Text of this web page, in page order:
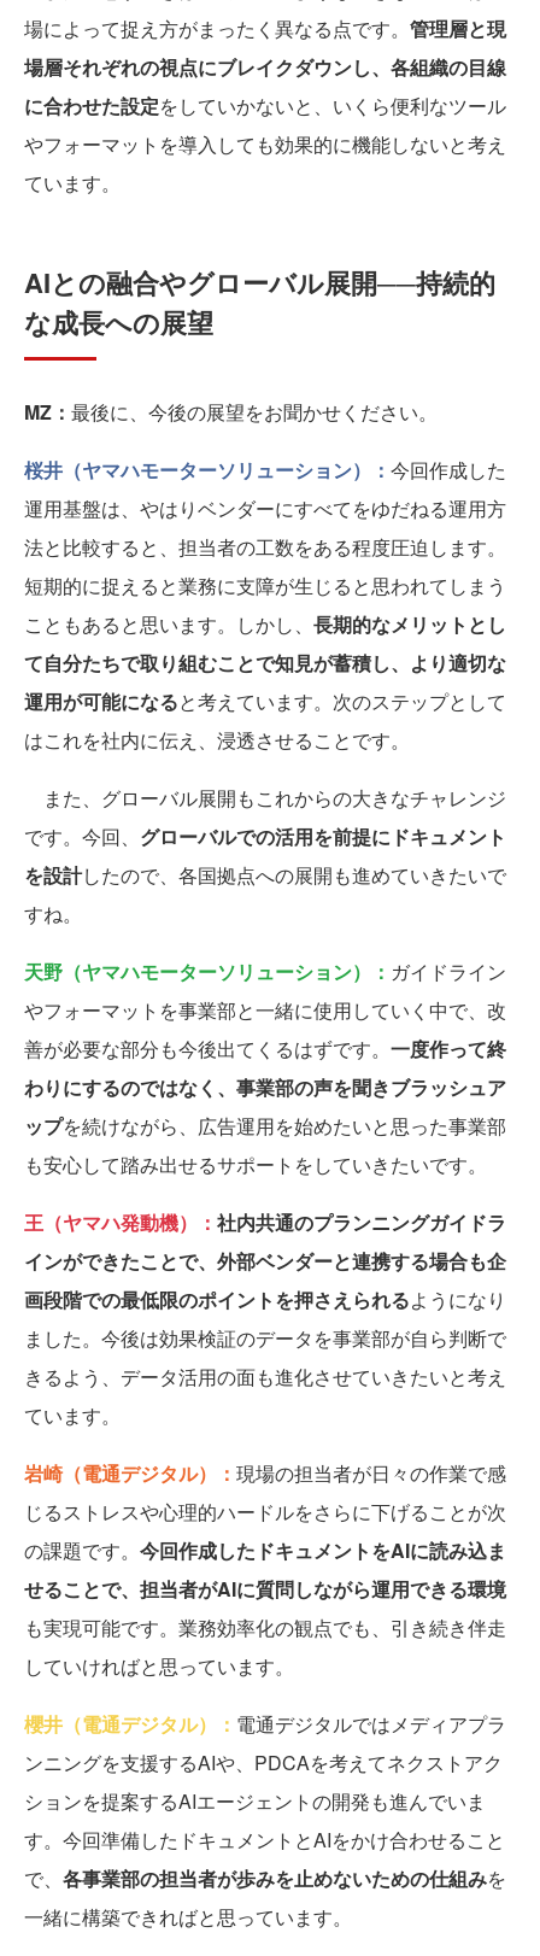
場によって捉え方がまったく異なる点です。 管理層と現
場層それぞれの視点にブレイクダウンし、各組織の目線
に合わせた設定をしていかないと、いくら便利なツール
やフォーマットを導入しても効果的に機能しないと考え
ています。
AIとの融合やグローバル展開──持続的
な成長への展望
MZ： 最後に、今後の展望をお聞かせください。
桜井（ヤマハモーターソリューション）： 今回作成した
運用基盤は、やはりベンダーにすべてをゆだねる運用方
法と比較すると、担当者の工数をある程度圧迫します。
短期的に捉えると業務に支障が生じると思われてしまう
こともあると思います。しかし、 長期的なメリットとし
て自分たちで取り組むことで知見が蓄積し、より適切な
運用が可能になると考えています。次のステップとして
はこれを社内に伝え、浸透させることです。
また、グローバル展開もこれからの大きなチャレンジ
です。今回、 グローバルでの活用を前提にドキュメント
を設計したので、各国拠点への展開も進めていきたいで
すね。
天野（ヤマハモーターソリューション）： ガイドライン
やフォーマットを事業部と一緒に使用していく中で、改
善が必要な部分も今後出てくるはずです。 一度作って終
わりにするのではなく、事業部の声を聞きブラッシュア
ップを続けながら、広告運用を始めたいと思った事業部
も安心して踏み出せるサポートをしていきたいです。
王（ヤマハ発動機）： 社内共通のプランニングガイドラ
インができたことで、外部ベンダーと連携する場合も企
画段階での最低限のポイントを押さえられるようになり
ました。今後は効果検証のデータを事業部が自ら判断で
きるよう、データ活用の面も進化させていきたいと考え
ています。
岩崎（電通デジタル）： 現場の担当者が日々の作業で感
じるストレスや心理的ハードルをさらに下げることが次
の課題です。 今回作成したドキュメントをAIに読み込ま
せることで、担当者がAIに質問しながら運用できる環境
も実現可能です。業務効率化の観点でも、引き続き伴走
していければと思っています。
櫻井（電通デジタル）： 電通デジタルではメディアプラ
ンニングを支援するAIや、PDCAを考えてネクストアク
ションを提案するAIエージェントの開発も進んでいま
す。今回準備したドキュメントとAIをかけ合わせること
で、 各事業部の担当者が歩みを止めないための仕組みを
一緒に構築できればと思っています。